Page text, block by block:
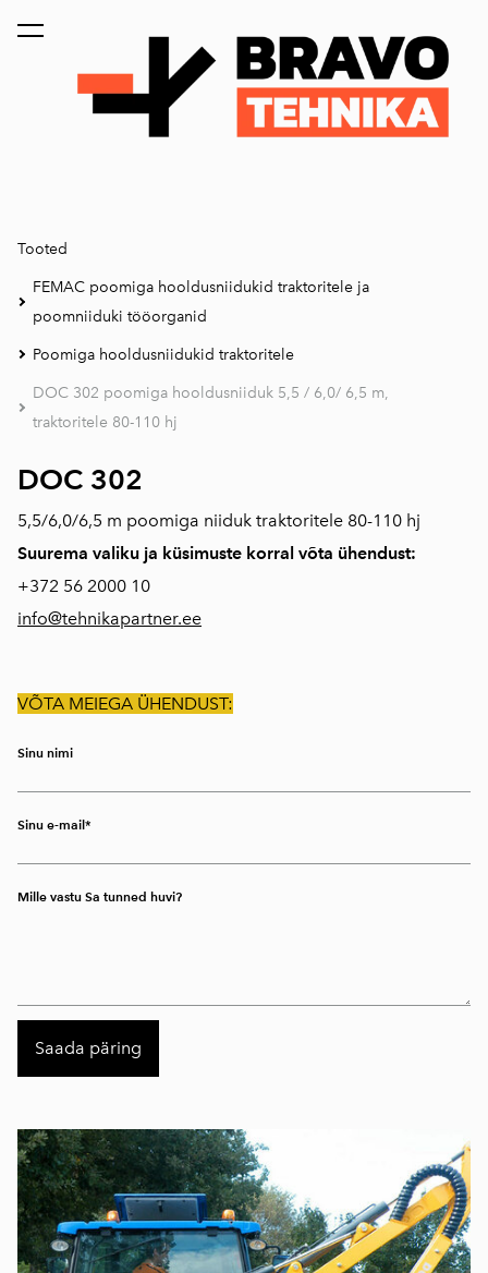
lisati ostukorvi. Vaata ostukorvi
Tooted
FEMAC poomiga hooldusniidukid traktoritele ja
poomniiduki tööorganid
Poomiga hooldusniidukid traktoritele
DOC 302 poomiga hooldusniiduk 5,5 / 6,0/ 6,5 m,
traktoritele 80-110 hj
DOC 302
5,5/6,0/6,5 m poomiga niiduk traktoritele 80-110 hj
Suurema valiku ja küsimuste korral võta ühendust:
+372 56 2000 10
info@tehnikapartner.ee
VÕTA MEIEGA ÜHENDUST:
Sinu nimi
Sinu e-mail
Mille vastu Sa tunned huvi?